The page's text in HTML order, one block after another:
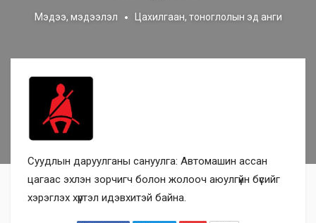
Мэдээ, мэдээлэл Цахилгаан, тоноглолын эд анги
Суудлын даруулганы сануулга: Автомашин ассан
цагаас эхлэн зорчигч болон жолооч аюулгүйн бүсийг
хэрэглэх хүртэл идэвхитэй байна.